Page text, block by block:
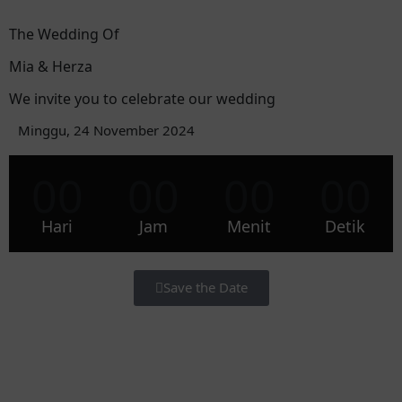
The Wedding Of
Mia & Herza
We invite you to celebrate our wedding
Minggu, 24 November 2024
Hari Jam Menit Detik
Save the Date